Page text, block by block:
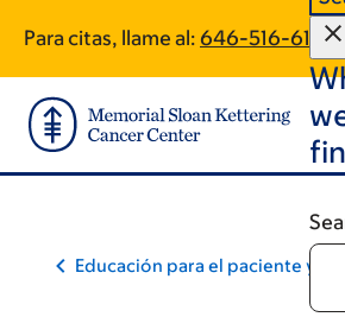
main
content
footer
Para citas, llame al: 646-516-6183
Educación para el paciente y la